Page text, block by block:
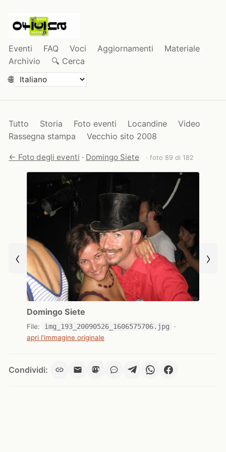
Eventi FAQ Voci Aggiornamenti
Materiale
Archivio
🔍 Cerca
🌐
Tutto Storia Foto eventi Locandine
Video
Rassegna stampa
Vecchio sito 2008
← Foto degli eventi · Domingo Siete · foto 89 di 182
‹
Domingo Siete
File: img_193_20090526_1606575706.jpg
·
apri l'immagine originale
›
Condividi: